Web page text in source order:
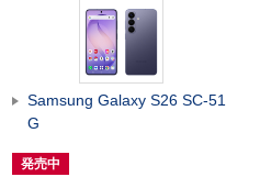
Samsung Galaxy S26 SC-51
G
発売中